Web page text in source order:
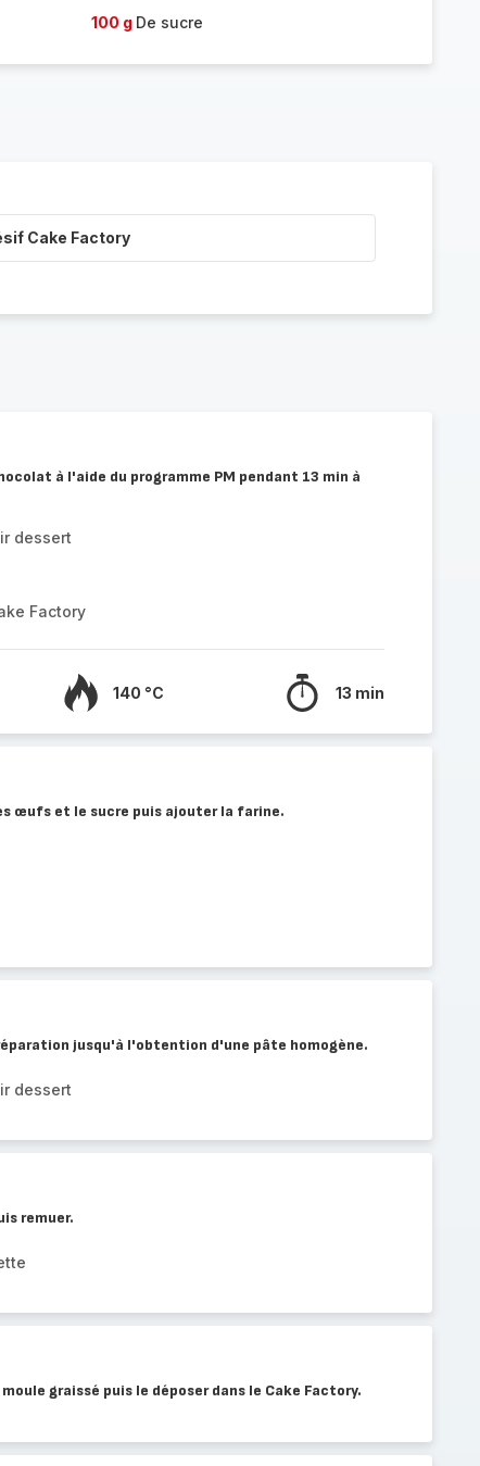
100 g De sucre
Cake Factory
à l'aide du programme PM pendant 13 min à
dessert
Factory
140 °C 13 min
œufs et le sucre puis ajouter la farine.
jusqu'à l'obtention d'une pâte homogène.
dessert
remuer.
graissé puis le déposer dans le Cake Factory.